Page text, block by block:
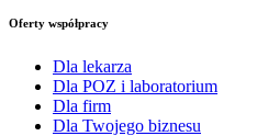
Oferty współpracy
Dla lekarza
Dla POZ i laboratorium
Dla firm
Dla Twojego biznesu